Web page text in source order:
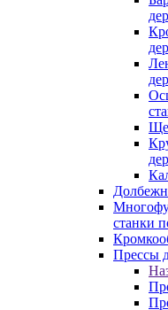
станки
Прессы